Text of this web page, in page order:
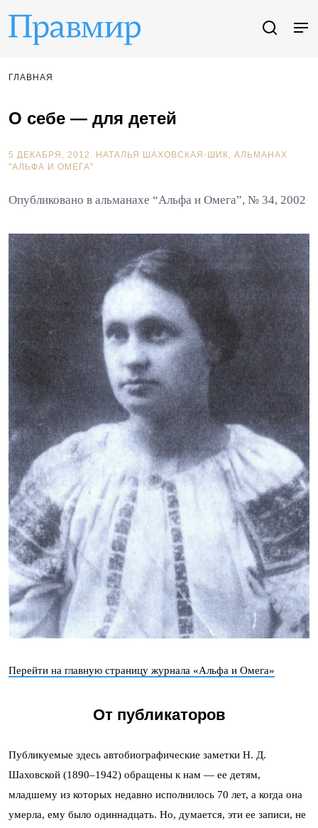
ГЛАВНАЯ
О себе — для детей
5 ДЕКАБРЯ, 2012. НАТАЛЬЯ ШАХОВСКАЯ-ШИК
АЛЬМАНАХ
"АЛЬФА И ОМЕГА"
Опубликовано в альманахе “Альфа и Омега”, № 34, 2002
Перейти на главную страницу журнала «Альфа и Омега»
От публикаторов
Публикуемые здесь автобиографические заметки Н. Д.
Шаховской (1890–1942) обращены к нам — ее детям,
младшему из которых недавно исполнилось 70 лет, а когда она
умерла, ему было одиннадцать. Но, думается, эти ее записи, не